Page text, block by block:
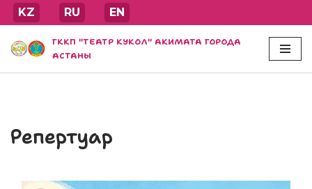
Перейти
к
содержимому
KZ RU EN
ГККП "ТЕАТР КУКОЛ" АКИМАТА ГОРОДА
АСТАНЫ
Репертуар